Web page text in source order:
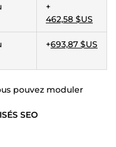
+
462,58 $US
+693,87 $US
pouvez moduler
SEO